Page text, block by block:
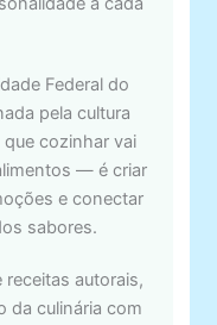
Federal do
pela cultura
cozinhar vai
— é criar
e conectar
sabores.
receitas autorais,
da culinária com